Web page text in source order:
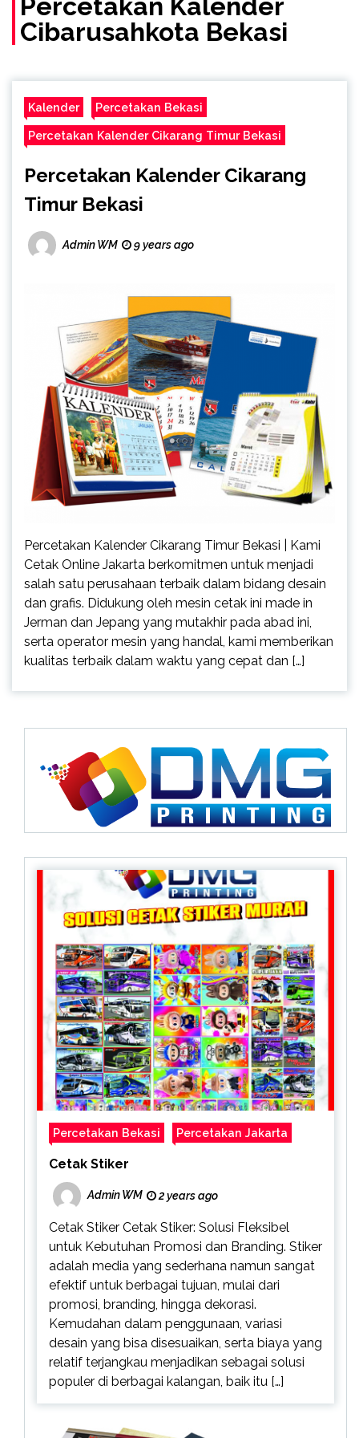
Percetakan Kalender
Cibarusahkota Bekasi
Kalender Percetakan Bekasi
Percetakan Kalender Cikarang Timur Bekasi
Percetakan Kalender Cikarang
Timur Bekasi
Admin WM 9 years ago
Percetakan Kalender Cikarang Timur Bekasi | Kami
Cetak Online Jakarta berkomitmen untuk menjadi
salah satu perusahaan terbaik dalam bidang desain
dan grafis. Didukung oleh mesin cetak ini made in
Jerman dan Jepang yang mutakhir pada abad ini,
serta operator mesin yang handal, kami memberikan
kualitas terbaik dalam waktu yang cepat dan […]
Percetakan Bekasi Percetakan Jakarta
Cetak Stiker
Admin WM 2 years ago
Cetak Stiker Cetak Stiker: Solusi Fleksibel
untuk Kebutuhan Promosi dan Branding. Stiker
adalah media yang sederhana namun sangat
efektif untuk berbagai tujuan, mulai dari
promosi, branding, hingga dekorasi.
Kemudahan dalam penggunaan, variasi
desain yang bisa disesuaikan, serta biaya yang
relatif terjangkau menjadikan sebagai solusi
populer di berbagai kalangan, baik itu […]